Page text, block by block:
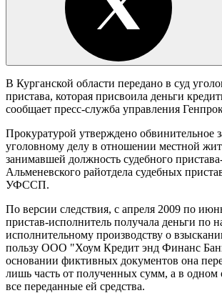
В Курганской области передано в суд
пристава, которая присвоила деньги
сообщает пресс-служба управления
Прокуратурой утверждено обвинительное
уголовному делу в отношении местной
занимавшей должность судебного
Альменевского райотдела судебных
УФССП.
По версии следствия, с апреля 2009 по
пристав-исполнитель получала деньги по
исполнительному производству о
пользу ООО "Хоум Кредит энд Финанс
основании фиктивных документов она
лишь часть от полученных сумм, а в одном
все переданные ей средства.